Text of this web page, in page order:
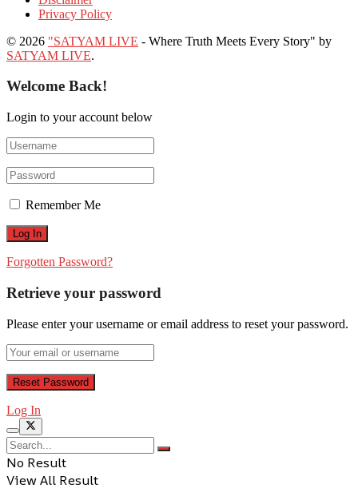
Privacy Policy
© 2026 "SATYAM LIVE - Where Truth Meets Every Story" by
SATYAM LIVE.
Welcome Back!
Login to your account below
Remember Me
Forgotten Password?
Retrieve your password
Please enter your username or email address to reset your password.
Log In
No Result
View All Result